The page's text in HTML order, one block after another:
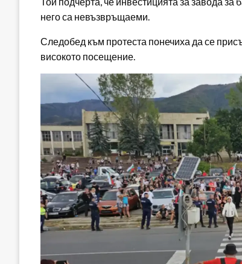
него са невъзвръщаеми.
Следобед към протеста понечиха да се
високото посещение.